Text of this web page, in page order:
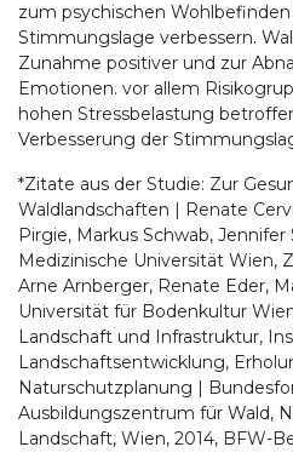
zum psychischen
Stimmungslage verbessern.
Zunahme positiver und zur
Emotionen. vor allem
hohen Stressbelastung
Verbesserung der
*Zitate aus der Studie: Zur
Waldlandschaften | Renate
Pirgie, Markus Schwab,
Medizinische Universität Wien,
Arne Arnberger, Renate Eder,
Universität für Bodenkultur
Landschaft und Infrastruktur,
Landschaftsentwicklung,
Naturschutzplanung |
Ausbildungszentrum für Wald,
Landschaft, Wien, 2014, BFW-